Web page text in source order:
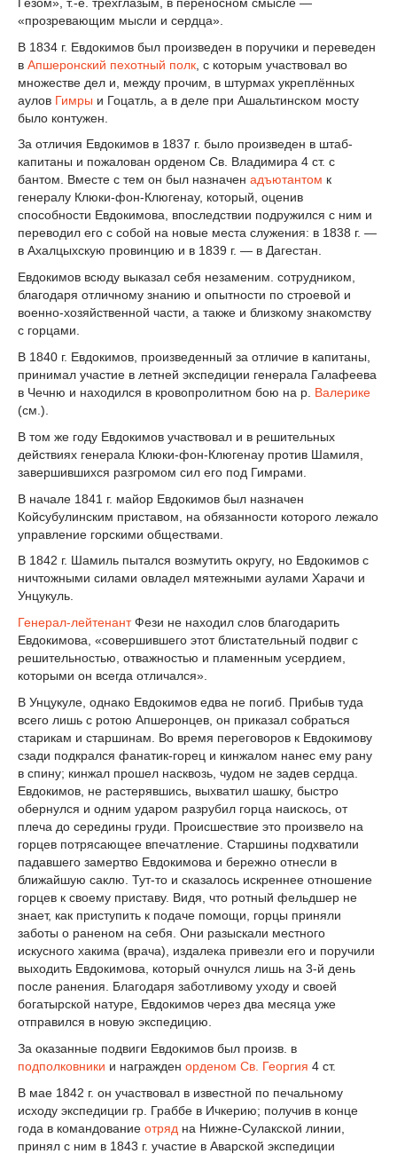
«прозревающим мысли и сердца».
В 1834 г. Евдокимов был произведен в поручики и переведен
в Апшеронский пехотный полк , с которым участвовал во
множестве дел и, между прочим, в штурмах укреплённых
аулов Гимры и Гоцатль, а в деле при Ашальтинском мосту
было контужен.
За отличия Евдокимов в 1837 г. было произведен в штаб-
капитаны и пожалован орденом Св. Владимира 4 ст. с
бантом. Вместе с тем он был назначен адъютантом к
генералу Клюки-фон-Клюгенау, который, оценив
способности Евдокимова, впоследствии подружился с ним и
переводил его с собой на новые места служения: в 1838 г. —
в Ахалцыхскую провинцию и в 1839 г. — в Дагестан.
Евдокимов всюду выказал себя незаменим. сотрудником,
благодаря отличному знанию и опытности по строевой и
военно-хозяйственной части, а также и близкому знакомству
с горцами.
В 1840 г. Евдокимов, произведенный за отличие в капитаны,
принимал участие в летней экспедиции генерала Галафеева
в Чечню и находился в кровопролитном бою на р. Валерике
(см.).
В том же году Евдокимов участвовал и в решительных
действиях генерала Клюки-фон-Клюгенау против Шамиля,
завершившихся разгромом сил его под Гимрами.
В начале 1841 г. майор Евдокимов был назначен
Койсубулинским приставом, на обязанности которого лежало
управление горскими обществами.
В 1842 г. Шамиль пытался возмутить округу, но Евдокимов с
ничтожными силами овладел мятежными аулами Харачи и
Унцукуль.
Генерал-лейтенантФези не находил слов благодарить
Евдокимова, «совершившего этот блистательный подвиг с
решительностью, отважностью и пламенным усердием,
которыми он всегда отличался».
В Унцукуле, однако Евдокимов едва не погиб. Прибыв туда
всего лишь с ротою Апшеронцев, он приказал собраться
старикам и старшинам. Во время переговоров к Евдокимову
сзади подкрался фанатик-горец и кинжалом нанес ему рану
в спину; кинжал прошел насквозь, чудом не задев сердца.
Евдокимов, не растерявшись, выхватил шашку, быстро
обернулся и одним ударом разрубил горца наискось, от
плеча до середины груди. Происшествие это произвело на
горцев потрясающее впечатление. Старшины подхватили
падавшего замертво Евдокимова и бережно отнесли в
ближайшую саклю. Тут-то и сказалось искреннее отношение
горцев к своему приставу. Видя, что ротный фельдшер не
знает, как приступить к подаче помощи, горцы приняли
заботы о раненом на себя. Они разыскали местного
искусного хакима (врача), издалека привезли его и поручили
выходить Евдокимова, который очнулся лишь на 3-й день
после ранения. Благодаря заботливому уходу и своей
богатырской натуре, Евдокимов через два месяца уже
отправился в новую экспедицию.
За оказанные подвиги Евдокимов был произв. в
подполковники и награжден орденом Св. Георгия 4 ст.
В мае 1842 г. он участвовал в известной по печальному
исходу экспедиции гр. Граббе в Ичкерию; получив в конце
года в командование отряд на Нижне-Сулакской линии,
принял с ним в 1843 г. участие в Аварской экспедиции